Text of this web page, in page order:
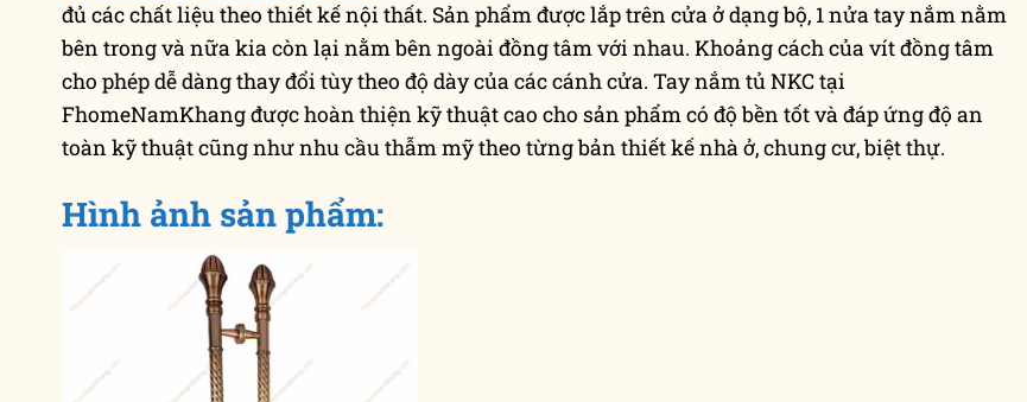
đủ các chất liệu theo thiết kế nội thất. Sản phẩm được lắp trên cửa ở dạng bộ, 1 nửa tay nắm nằm
bên trong và nữa kia còn lại nằm bên ngoài đồng tâm với nhau. Khoảng cách của vít đồng tâm
cho phép dễ dàng thay đổi tùy theo độ dày của các cánh cửa. Tay nắm tủ NKC tại
FhomeNamKhang được hoàn thiện kỹ thuật cao cho sản phẩm có độ bền tốt và đáp ứng độ an
toàn kỹ thuật cũng như nhu cầu thẫm mỹ theo từng bản thiết kế nhà ở, chung cư, biệt thự.
Hình ảnh sản phẩm: